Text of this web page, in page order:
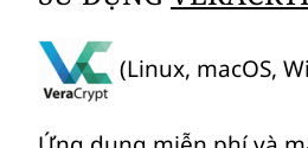
(Linux, macOS,